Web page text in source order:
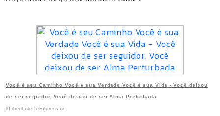
Você é seu Caminho Você é sua Verdade Você é sua Vida - Você deixou
de ser seguidor, Você deixou de ser Alma Perturbada
#LiberdadeDeExpressao